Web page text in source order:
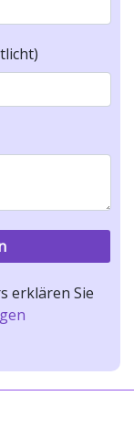
erklären Sie